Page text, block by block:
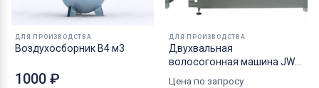
ДЛЯ ПРОИЗВОДСТВА
Воздухосборник В4 м3
1000 ₽
ДЛЯ ПРОИЗВОДСТВА
Двухвальная
волосогонная машина JWE-
Цена по запросу